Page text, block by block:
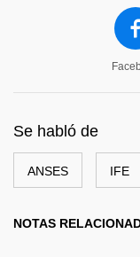
Se habló de
ANSES IFE
NOTAS